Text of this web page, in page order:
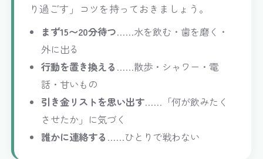
り過ごす」コツを持っておきましょう。
まず15〜20分待つ……水を飲む・歯を磨く・
外に出る
行動を置き換える ……散歩・シャワー・電
話・甘いもの
引き金リストを思い出す……「何が飲みたく
させたか」に気づく
誰かに連絡する ……ひとりで戦わない